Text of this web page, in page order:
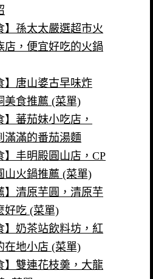
】孫太太嚴選超市火
店，便宜好吃的火鍋
】唐山婆古早味炸
美食推薦 (菜單)
】蕃茄妹小吃店，
滿滿的番茄湯麵
】丰明殿圓山店，CP
山火鍋推薦 (菜單)
】清原芋圓，清原芋
好吃 (菜單)
】奶茶站飲料坊，紅
在地小店 (菜單)
】雙連花枝羮，大龍